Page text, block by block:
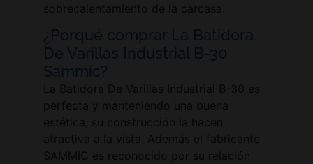
sobrecalentamiento de la carcasa.
¿Porqué comprar La Batidora
De Varillas Industrial B-30
Sammic?
La Batidora De Varillas Industrial B-30 es
perfecta y manteniendo una buena
estética, su construcción la hacen
atractiva a la vista. Además el fabricante
SAMMIC es reconocido por su relación